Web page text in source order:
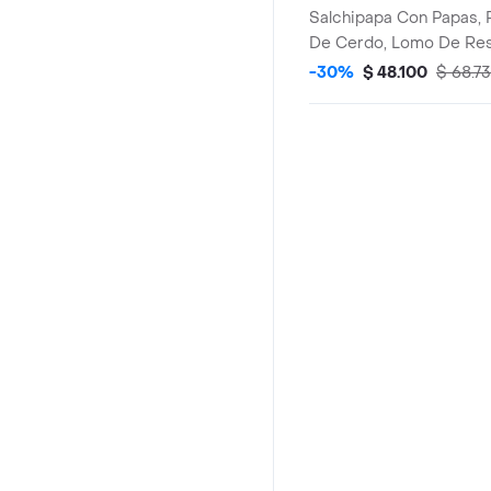
Salchipapa Con Papas,
De Cerdo, Lomo De
Chorizo, Butifarra, Maiz,
-30% $ 48.100 $